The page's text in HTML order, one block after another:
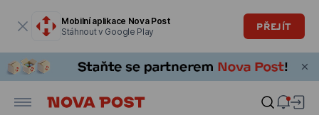
Mobilní aplikace Nova Post
Stáhnout v Google Play
PŘEJÍT